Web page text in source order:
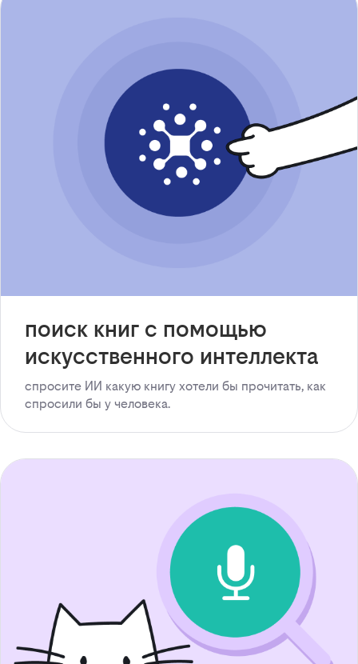
поиск книг с помощью
искусственного интеллекта
спросите ИИ какую книгу хотели бы прочитать, как
спросили бы у человека.